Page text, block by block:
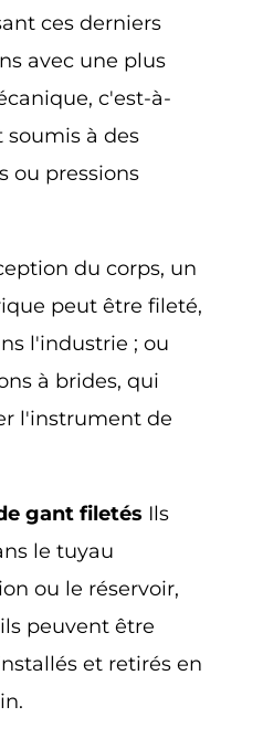
ces derniers
avec une plus
c'est-à-
soumis à des
ou pressions
du corps, un
peut être fileté,
l'industrie ; ou
à brides, qui
l'instrument de
gant filetés Ils
le tuyau
ou le réservoir,
peuvent être
et retirés en